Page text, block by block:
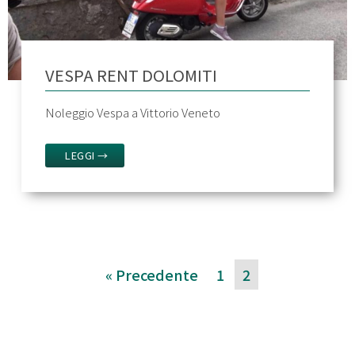
VESPA RENT DOLOMITI
Noleggio Vespa a Vittorio Veneto
LEGGI →
« Precedente 1 2